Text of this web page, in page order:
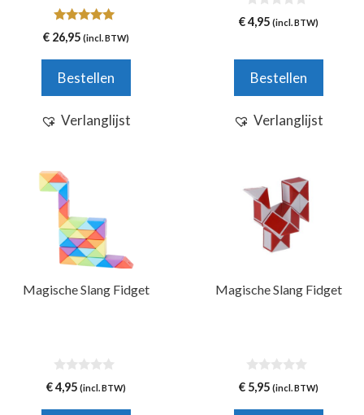
5.00
van 5
€26,95 (incl. BTW)
Bestellen
Verlanglijst
0
v
5
€4,95 (incl. BTW)
Bestellen
Verlanglijst
Magische Slang Fidget
0
v
€4,95 (incl. BTW)
Magische Slang Fidget
0
v
€5,95 (incl. BTW)
product
Deze
worden